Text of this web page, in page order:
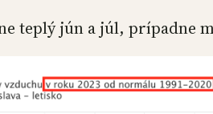
teplý jún a júl, prípadne